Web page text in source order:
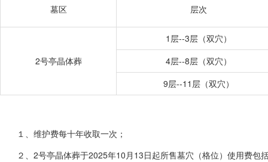
墓区 层次
2号亭晶体葬
1层--3层（双穴）
4层--8层（双穴）
9层--11层（双穴）
１、维护费每十年收取一次；
２、2号亭晶体葬于2025年10月13日起所售墓穴（格位）使用费包